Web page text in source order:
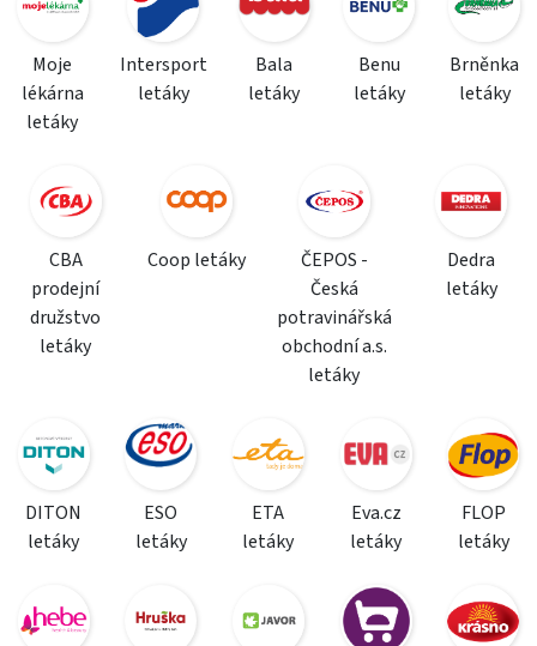
Moje
lékárna
letáky
Intersport
letáky
Bala
letáky
Benu
letáky
Brněnka
letáky
CBA
prodejní
družstvo
letáky
Coop letáky
ČEPOS -
Česká
potravinářská
obchodní a.s.
letáky
Dedra
letáky
DITON
letáky
ESO
letáky
ETA
letáky
Eva.cz
letáky
FLOP
letáky